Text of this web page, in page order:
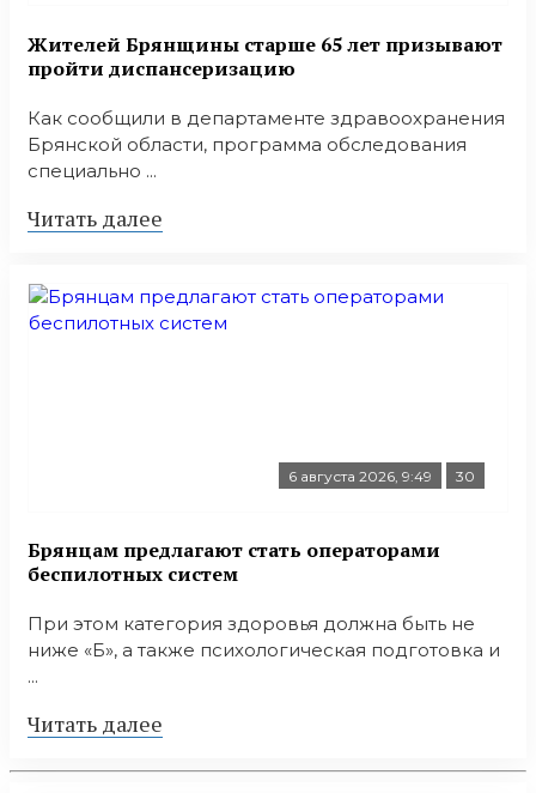
Жителей Брянщины старше 65 лет призывают
пройти диспансеризацию
Как сообщили в департаменте здравоохранения
Брянской области, программа обследования
специально ...
Читать далее
6 августа 2026, 9:49 30
Брянцам предлагают стать оперaторами
бeспилотных систeм
При этом категория здоровья должна быть не
ниже «Б», а также психологическая подготовка и
...
Читать далее